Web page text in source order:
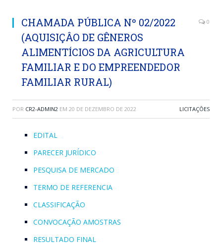
CHAMADA PÚBLICA Nº 02/2022
(AQUISIÇÂO DE GÊNEROS
ALIMENTÍCIOS DA AGRICULTURA
FAMILIAR E DO EMPREENDEDOR
FAMILIAR RURAL)
0
POR CR2-ADMIN2 EM 20 DE DEZEMBRO DE 2022 LICITAÇÕES
EDITAL
PARECER JURÍDICO
PESQUISA DE MERCADO
TERMO DE REFERENCIA
CLASSIFICAÇÃO
CONVOCAÇÃO AMOSTRAS
RESULTADO FINAL